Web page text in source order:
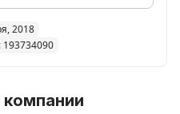
от
и скутеров на
2018